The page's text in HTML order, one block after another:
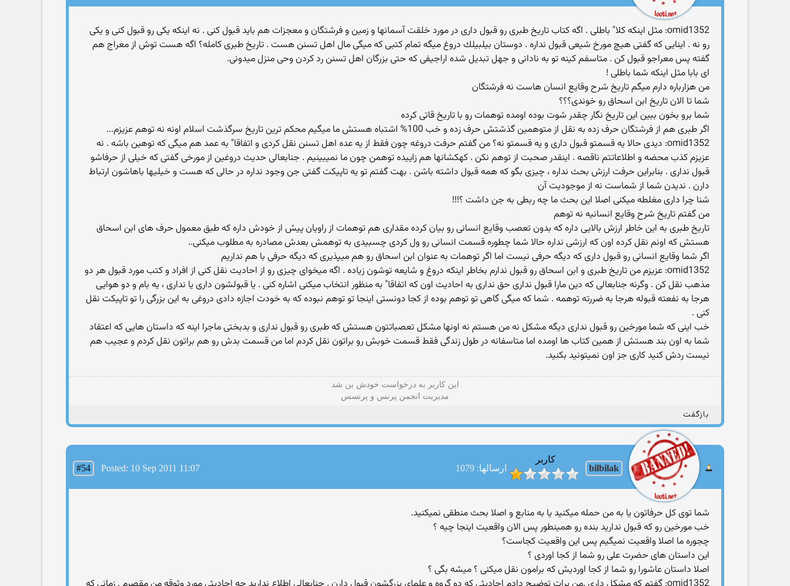
omid1352: مثل اینكه كلا" باطلی . اگه كتاب تاریخ طبری رو قبول داری در مورد خلقت آسمانها و زمین و فرشتگان و معجزات هم باید قبول كنی . نه اینكه یكی رو قبول كنی و یكی
رو نه . اینایی كه گفتی هیچ مورخ شیعی قبول نداره . دوستان بیلبیلك دروغ میگه تمام كتبی كه میگی مال اهل تسنن هست . تاریخ طبری كامله؟ اگه هست توش از معراج هم
گفته پس معراجو قبول كن . متاسفم كینه تو به نادانی و جهل تبدیل شده اراجیفی كه حتی بزرگان اهل تسنن رد كردن وحی منزل میدونی.
ای بابا مثل اینكه شما باطلی !
من هزارباره دارم میگم تاریخ شرح وقایع انسان هاست نه فرشتگان
شما تا الان تاریخ ابن اسحاق رو خوندی؟؟؟
شما برو بخون ببین این تاریخ نگار چقدر شوت بوده اومده توهمات رو با تاریخ قاتی كرده
اگر طبری هم از فرشتگان حرف زده به نقل از متوهمین گذشتش حرف زده و خب 100% اشتباه هستش ما میگیم محكم ترین تاریخ سرگذشت اسلام اونه نه توهم عزیزم...
omid1352: دیدی حالا یه قسمتو قبول داری و یه قسمتو نه؟ من گفتم حرفت دروغه چون فقط از یه عده اهل تسنن نقل كردی و اتفاقا" به عمد هم میگی كه توهین باشه . نه
عزیزم كذب محضه و اطلاعاتتم ناقصه . اینقدر صحبت از توهم نكن . كهكشانها هم زاییده توهمن چون ما نمیبینیم . جنابعالی حدیث دروغین از مورخی گفتی كه خیلی از حرفاشو
قبول نداری . بنابراین حرفت ارزش بحث نداره ، چیزی بگو كه همه قبول داشته باشن . بهت گفتم تو یه تاپیكت گفتی جن وجود نداره در حالی كه هست و خیلیها باهاشون ارتباط
دارن . ندیدن شما از شماست نه از موجودیت آن
شنا چرا داری مغلطه میكنی اصلا این بحث ما چه ربطی به جن داشت ؟!!!
من گفتم تاریخ شرح وقایع انسانیه نه توهم
تاریخ طبری به این خاطر ارزش بالایی داره كه بدون تعصب وقایع انسانی رو بیان كرده مقداری هم توهمات از راویان پیش از خودش داره كه طبق معمول حرف های ابن اسحاق
هستش كه اونم نقل كرده اون كه ارزشی نداره حالا شما چطوره قسمت انسانی رو ول كردی چسبیدی به توهمش بعدش مصادره به مطلوب میكنی..
اگر شما وقایع انسانی رو قبول داری كه دیگه حرفی نیست اما اگر توهمات به عنوان ابن اسحاق رو هم میپذیری كه دیگه حرفی با هم نداریم
omid1352: عزیزم من تاریخ طبری و ابن اسحاق رو قبول ندارم بخاطر اینكه دروغ و شایعه توشون زیاده . اگه میخوای چیزی رو از احادیث نقل كنی از افراد و كتب مورد قبول هر دو
مذهب نقل كن . وگرنه جنابعالی كه دین مارا قبول نداری حق نداری به احادیث اون كه اتفاقا" به منظور انتخاب میكنی اشاره كنی . یا قبولشون داری یا نداری ، یه بام و دو هوایی
هرجا به نفعته قبوله هرجا به ضررته توهمه . شما كه میگی گاهی تو توهم بوده از كجا دونستی اینجا تو توهم نبوده كه به خودت اجازه دادی دروغی به این بزرگی را تو تاپیكت نقل
كنی .
خب اینی که شما مورخین رو قبول نداری دیگه مشکل نه من هستم نه اونها مشکل تعصباتتون هستش که طبری رو قبول نداری و بدبختی ماجرا اینه که داستان هایی که اعتقاد
شما به اون بند هستش از همین کتاب ها اومده اما متاسفانه در طول زندگی فقط قسمت خوبش رو براتون نقل کردم اما من قسمت بدش رو هم براتون نقل کردم و عجیب هم
نیست ردش کنید کاری جز اون نمیتونید بکنید.
این كاربر به درخواست خودش بن شد
مدیریت انجمن پرنس و پرنسس
بازگفت
bilbilak
کاربر
ارسالها: 1079
#54 Posted: 10 Sep 2011 11:07
شما توی کل حرفاتون یا به من حمله میکنید یا به منابع و اصلا بحث منطقی نمیکنید.
خب مورخین رو که قبول ندارید بنده رو همینطور پس الان واقعیت اینجا چیه ؟
چجوره ما اصلا واقعیت نمیگیم پس این واقعیت کجاست؟
این داستان های حضرت علی رو شما از کجا اوردی ؟
اصلا داستان عاشورا رو شما از کجا اوردیش که برامون نقل میکنی ؟ میشه بگی ؟